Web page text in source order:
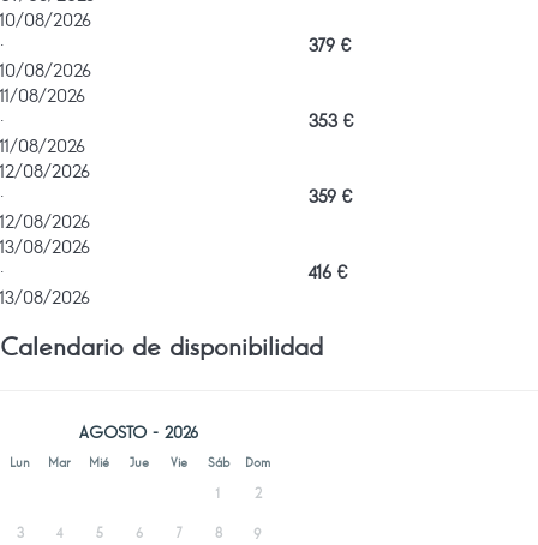
10/08/2026
·
10/08/2026
379 €
11/08/2026
·
11/08/2026
353 €
12/08/2026
·
12/08/2026
359 €
13/08/2026
·
13/08/2026
416 €
Calendario de disponibilidad
AGOSTO - 2026
Lun Mar Mié Jue Vie Sáb Dom
1 2
3 4 5 6 7 8 9